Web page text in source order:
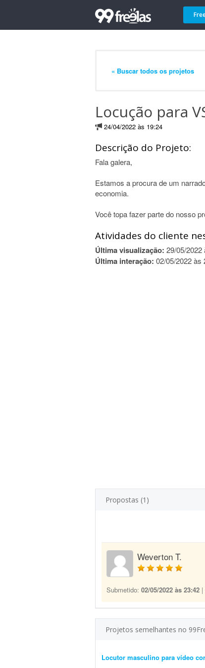
« Buscar todos os projetos
Locução para
24/04/2022 às 19:24
Descrição do Projeto:
Fala galera,
Estamos a procura de um
economia.
Você topa fazer parte do nosso
Atividades do cliente
Última visualização: 29/05/2022
Última interação: 02/05/2022 às
Propostas (1)
Weverton T.
Submetido: 02/05/2022 às 23:42 |
Projetos semelhantes no
Locutor masculino para vídeo